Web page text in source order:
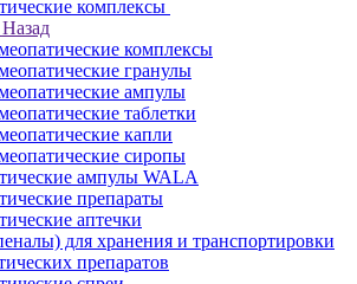
комплексы
Назад
комплексы
гранулы
ампулы
таблетки
капли
сиропы
ампулы WALA
препараты
аптечки
для хранения и транспортировки
препаратов